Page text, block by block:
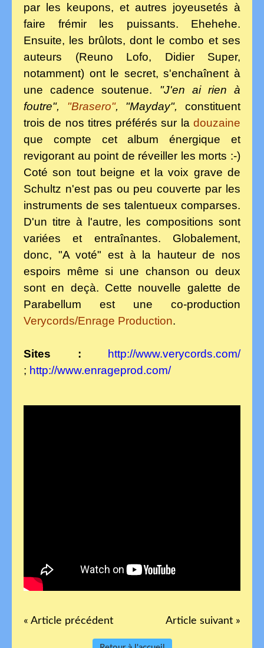
par les keupons, et autres joyeusetés à
faire frémir les puissants. Ehehehe.
Ensuite, les brûlots, dont le combo et ses
auteurs (Reuno Lofo, Didier Super,
notamment) ont le secret, s'enchaînent à
une cadence soutenue. "J'en ai rien à
foutre", "Brasero", "Mayday",
constituent
trois de nos titres préférés sur la douzaine
que compte cet album énergique et
revigorant au point de réveiller les morts :-)
Coté son tout beigne et la voix grave de
Schultz n'est pas ou peu couverte par les
instruments de ses talentueux comparses.
D'un titre à l'autre, les compositions sont
variées et entraînantes. Globalement,
donc, "A voté" est à la hauteur de nos
espoirs même si une chanson ou deux
sont en deçà. Cette nouvelle galette de
Parabellum est une co-production
Verycords/Enrage Production.
Sites : http://www.verycords.com/
; http://www.enrageprod.com/
« Article précédent Article suivant »